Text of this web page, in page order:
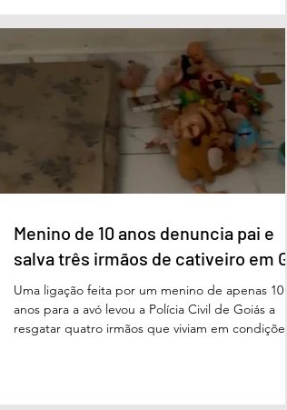
entre países ricos e pobres tem aumentado.
internacional encolhe. A distância que separa a
prosperidade de Évian da realidade
Menino de 10 anos denuncia pai e
salva três irmãos de cativeiro em
Uma ligação feita por um menino de apenas 10
anos para a avó levou a Polícia Civil de Goiás a
resgatar quatro irmãos que viviam em
feira (5/6), quando a criança conseguiu pedir